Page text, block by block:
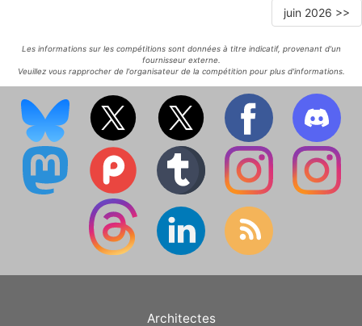
juin 2026 >>
Les informations sur les compétitions sont données à titre indicatif, provenant d'un
fournisseur externe.
Veuillez vous rapprocher de l'organisateur de la compétition pour plus d'informations.
Architectes